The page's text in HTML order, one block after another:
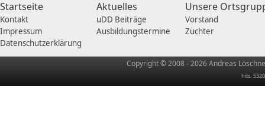
Startseite
Kontakt
Impressum
Datenschutzerklärung
Aktuelles
uDD Beiträge
Ausbildungstermine
Unsere
Vorstand
Züchter
Copyright © 2008 - 2026 Andreas
hits: